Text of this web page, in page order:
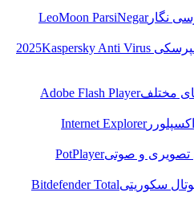
LeoMoon ParsiNegar
Kaspersky Anti Virus
Adobe Flash Player
Internet Explorer
و صوتی PotPlayer
Bitdefender Total